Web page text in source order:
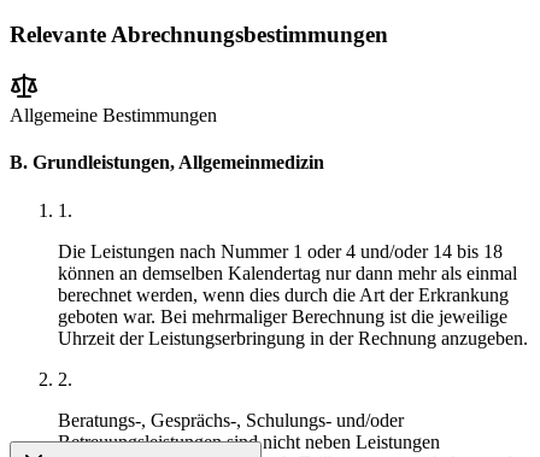
Relevante Abrechnungsbestimmungen
Allgemeine Bestimmungen
B. Grundleistungen, Allgemeinmedizin
1 .
Die Leistungen nach Nummer 1 oder 4 und/oder 14 bis 18
können an demselben Kalendertag nur dann mehr als einmal
berechnet werden, wenn dies durch die Art der Erkrankung
geboten war. Bei mehrmaliger Berechnung ist die jeweilige
Uhrzeit der Leistungserbringung in der Rechnung anzugeben.
2.
Beratungs-, Gesprächs-, Schulungs- und/oder
Betreuungsleistungen sind nicht neben Leistungen